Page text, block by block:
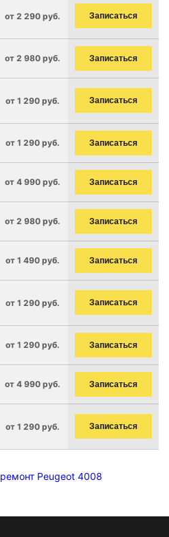
от 2 290 руб. Записаться
от 2 980 руб. Записаться
от 1 290 руб. Записаться
от 1 290 руб. Записаться
от 4 990 руб. Записаться
от 2 980 руб. Записаться
от 1 490 руб. Записаться
от 1 290 руб. Записаться
от 1 290 руб. Записаться
от 4 990 руб. Записаться
от 1 290 руб. Записаться
Peugeot 4008